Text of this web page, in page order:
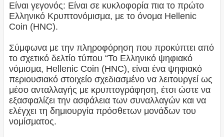
Είναι γεγονός: Είναι σε κυκλοφορία πια το πρώτο
Ελληνικό Κρυπτονόμισμα, με το όνομα Hellenic
Coin (HNC).
Σύμφωνα με την πληροφόρηση που προκύπτει από
το σχετικό δελτίο τύπου “Το Ελληνικό ψηφιακό
νόμισμα, Hellenic Coin (HNC), είναι ένα ψηφιακό
περιουσιακό στοιχείο σχεδιασμένο να λειτουργεί ως
μέσο ανταλλαγής με κρυπτογράφηση, έτσι ώστε να
εξασφαλίζει την ασφάλεια των συναλλαγών και να
ελέγχει τη δημιουργία πρόσθετων μονάδων του
νομίσματος.